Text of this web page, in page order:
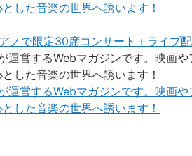
した音楽の世界へ誘います！
ノで限定30席コンサート＋ライブ
運営するWebマガジンです。映画
した音楽の世界へ誘います！
運営するWebマガジンです。映画
した音楽の世界へ誘います！